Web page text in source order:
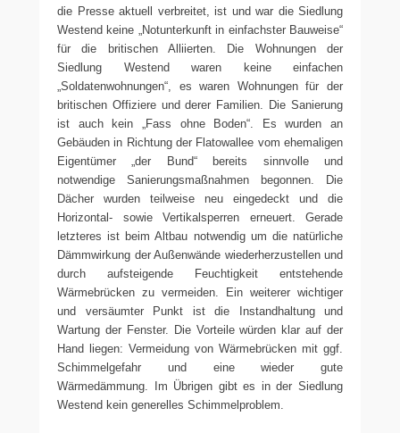
die Presse aktuell verbreitet, ist und war die Siedlung
Westend keine „Notunterkunft in einfachster Bauweise“
für die britischen Alliierten. Die Wohnungen der
Siedlung Westend waren keine einfachen
„Soldatenwohnungen“, es waren Wohnungen für der
britischen Offiziere und derer Familien. Die Sanierung
ist auch kein „Fass ohne Boden“. Es wurden an
Gebäuden in Richtung der Flatowallee vom ehemaligen
Eigentümer „der Bund“ bereits sinnvolle und
notwendige Sanierungsmaßnahmen begonnen. Die
Dächer wurden teilweise neu eingedeckt und die
Horizontal- sowie Vertikalsperren erneuert. Gerade
letzteres ist beim Altbau notwendig um die natürliche
Dämmwirkung der Außenwände wiederherzustellen und
durch aufsteigende Feuchtigkeit entstehende
Wärmebrücken zu vermeiden. Ein weiterer wichtiger
und versäumter Punkt ist die Instandhaltung und
Wartung der Fenster. Die Vorteile würden klar auf der
Hand liegen: Vermeidung von Wärmebrücken mit ggf.
Schimmelgefahr und eine wieder gute
Wärmedämmung. Im Übrigen gibt es in der Siedlung
Westend kein generelles Schimmelproblem.